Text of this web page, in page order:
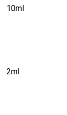
10ml
2ml